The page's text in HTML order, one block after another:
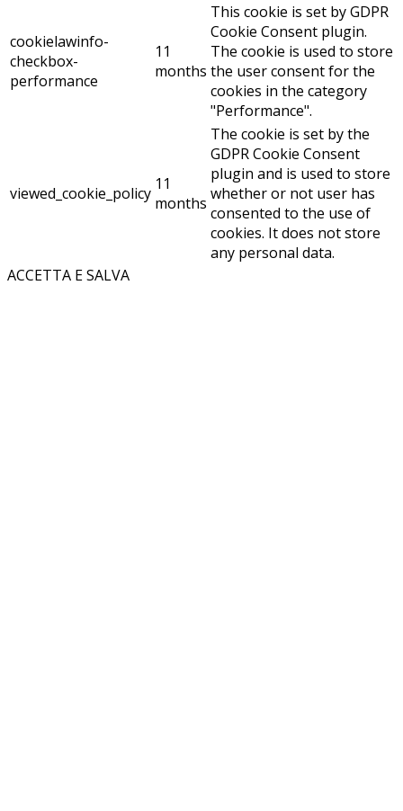
cookielawinfo-
checkbox-
performance
11
months
This cookie is set by GDPR
Cookie Consent plugin.
The cookie is used to store
the user consent for the
cookies in the category
"Performance".
viewed_cookie_policy 11
months
The cookie is set by the
GDPR Cookie Consent
plugin and is used to store
whether or not user has
consented to the use of
cookies. It does not store
any personal data.
ACCETTA E SALVA